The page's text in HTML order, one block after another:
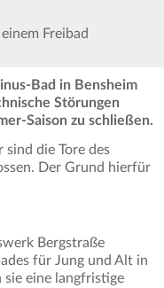
Freibad
Bad in Bensheim
Störungen
Saison zu schließen.
die Tore des
Der Grund hierfür
Bergstraße
für Jung und Alt in
sie eine langfristige